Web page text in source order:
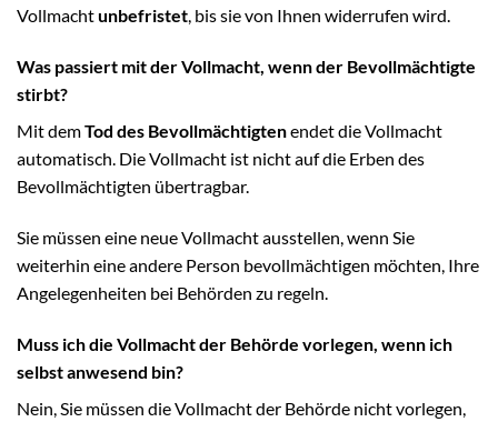
Vollmachtunbefristet, bis sie von Ihnen widerrufen wird.
Was passiert mit der Vollmacht, wenn der Bevollmächtigte
stirbt?
Mit demTod des Bevollmächtigtenendet die Vollmacht
automatisch. Die Vollmacht ist nicht auf die Erben des
Bevollmächtigten übertragbar.
Sie müssen eine neue Vollmacht ausstellen, wenn Sie
weiterhin eine andere Person bevollmächtigen möchten, Ihre
Angelegenheiten bei Behörden zu regeln.
Muss ich die Vollmacht der Behörde vorlegen, wenn ich
selbst anwesend bin?
Nein, Sie müssen die Vollmacht der Behörde nicht vorlegen,